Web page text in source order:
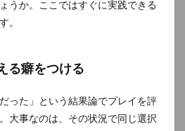
うか。ここではすぐに実践できる
。
る癖をつける
った」という結果論でプレイを評
大事なのは、その状況で同じ選択